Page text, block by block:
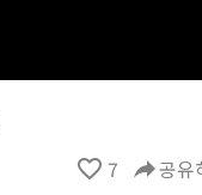
favorite_border 7 reply공유